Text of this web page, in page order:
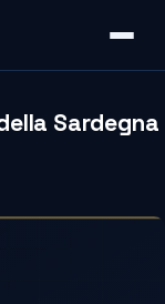
Sardegna